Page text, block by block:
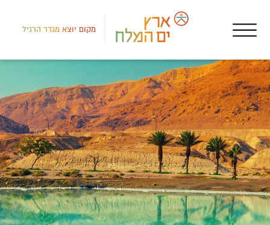
מקום יוצא מגדר הרגיל